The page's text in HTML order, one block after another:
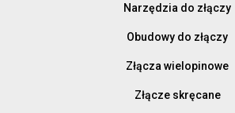
Narzędzia do złączy
Obudowy do złączy
Złącza wielopinowe
Złącze skręcane